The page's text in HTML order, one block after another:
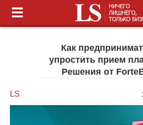
Как
упростить прием
Решения от
LS